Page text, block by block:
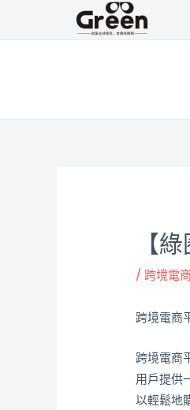
【
/ 跨境電
跨境電
跨境電商
用戶提供
以輕鬆地